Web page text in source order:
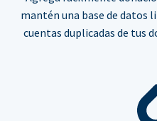
mantén una base de datos
cuentas duplicadas de tus